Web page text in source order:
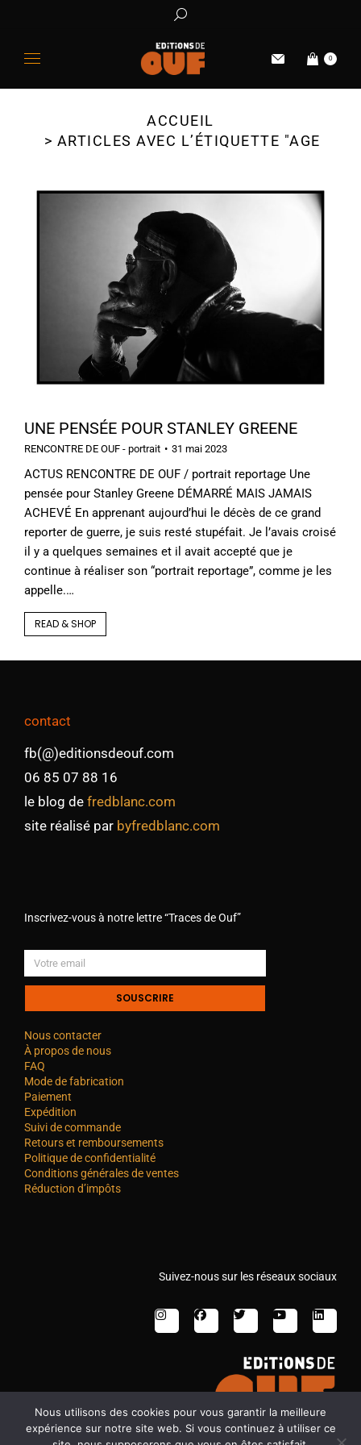
0
ACCUEIL
ARTICLES AVEC L’ÉTIQUETTE "AGENCE
UNE PENSÉE POUR STANLEY GREENE
RENCONTRE DE OUF - portrait 31 mai 2023
ACTUS RENCONTRE DE OUF / portrait reportage Une
pensée pour Stanley Greene DÉMARRÉ MAIS JAMAIS
ACHEVÉ En apprenant aujourd’hui le décès de ce grand
reporter de guerre, je suis resté stupéfait. Je l’avais croisé
il y a quelques semaines et il avait accepté que je
continue à réaliser son “portrait reportage”, comme je les
appelle.…
READ & SHOP
contact
fb(@)editionsdeouf.com
06 85 07 88 16
le blog de fredblanc.com
site réalisé par byfredblanc.com
Inscrivez-vous à notre lettre “Traces de Ouf”
SOUSCRIRE
Nous contacter
À propos de nous
FAQ
Mode de fabrication
Paiement
Expédition
Suivi de commande
Retours et remboursements
Politique de confidentialité
Conditions générales de ventes
Réduction d’impôts
Suivez-nous sur les réseaux sociaux
Nous utilisons des cookies pour vous garantir la meilleure
expérience sur notre site web. Si vous continuez à utiliser ce